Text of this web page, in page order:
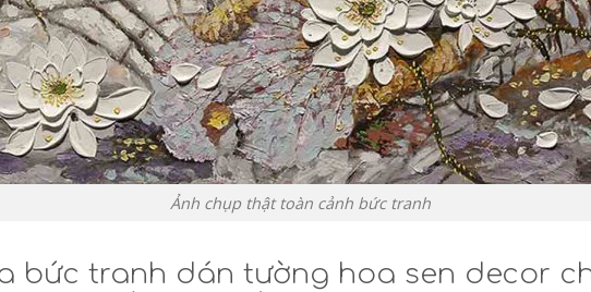
Ảnh chụp thật toàn cảnh bức tranh
bức tranh dán tường hoa sen decor